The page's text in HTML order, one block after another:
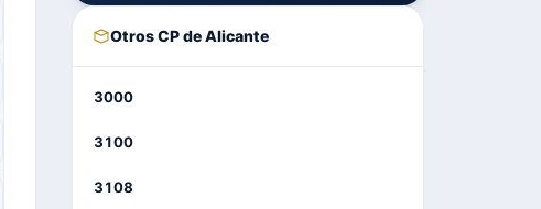
Otros CP de Alicante
3000
3100
3108